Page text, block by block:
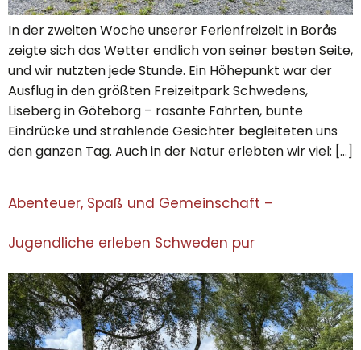
In der zweiten Woche unserer Ferienfreizeit in Borås
zeigte sich das Wetter endlich von seiner besten Seite,
und wir nutzten jede Stunde. Ein Höhepunkt war der
Ausflug in den größten Freizeitpark Schwedens,
Liseberg in Göteborg – rasante Fahrten, bunte
Eindrücke und strahlende Gesichter begleiteten uns
den ganzen Tag. Auch in der Natur erlebten wir viel: […]
Abenteuer, Spaß und Gemeinschaft –
Jugendliche erleben Schweden pur